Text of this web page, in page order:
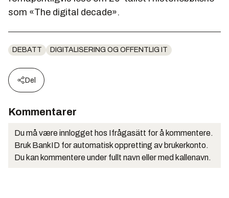
som «The digital decade».
DEBATT DIGITALISERING OG OFFENTLIG IT
Del
Kommentarer
Du må være innlogget hos Ifrågasätt for å kommentere.
Bruk BankID for automatisk oppretting av brukerkonto.
Du kan kommentere under fullt navn eller med kallenavn.